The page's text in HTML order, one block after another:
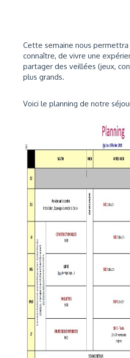
Cette semaine nous permettra
connaître, de vivre une
partager des veillées (jeux,
plus grands.
Voici le planning de notre